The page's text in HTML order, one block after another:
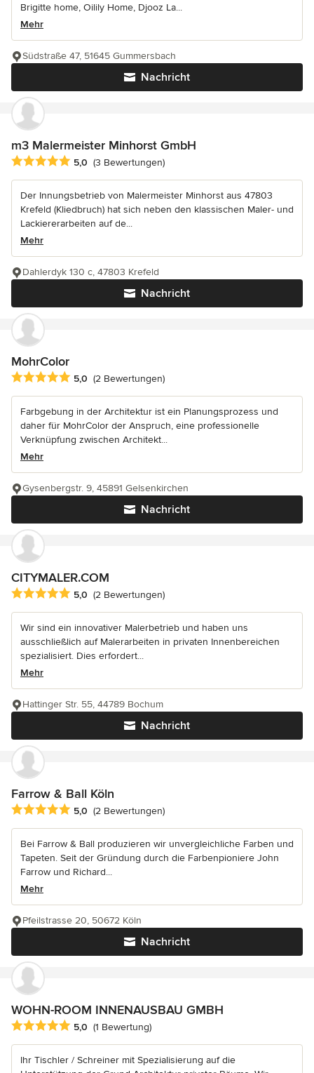
Brigitte home, Oilily Home, Djooz La...
Mehr
Nachricht
Südstraße 47, 51645 Gummersbach
m3 Malermeister Minhorst GmbH
Durchschnittliche Bewertung: 5 von 5 Sternen
5,0 (3 Bewertungen)
Der Innungsbetrieb von Malermeister Minhorst aus 47803
Krefeld (Kliedbruch) hat sich neben den klassischen Maler- und
Lackiererarbeiten auf de...
Mehr
Nachricht
Dahlerdyk 130 c, 47803 Krefeld
MohrColor
Durchschnittliche Bewertung: 5 von 5 Sternen
5,0 (2 Bewertungen)
Farbgebung in der Architektur ist ein Planungsprozess und
daher für MohrColor der Anspruch, eine professionelle
Verknüpfung zwischen Architekt...
Mehr
Nachricht
Gysenbergstr. 9, 45891 Gelsenkirchen
CITYMALER.COM
Durchschnittliche Bewertung: 5 von 5 Sternen
5,0 (2 Bewertungen)
Wir sind ein innovativer Malerbetrieb und haben uns
ausschließlich auf Malerarbeiten in privaten Innenbereichen
spezialisiert. Dies erfordert...
Mehr
Nachricht
Hattinger Str. 55, 44789 Bochum
Farrow & Ball Köln
Durchschnittliche Bewertung: 5 von 5 Sternen
5,0 (2 Bewertungen)
Bei Farrow & Ball produzieren wir unvergleichliche Farben und
Tapeten. Seit der Gründung durch die Farbenpioniere John
Farrow und Richard...
Mehr
Nachricht
Pfeilstrasse 20, 50672 Köln
WOHN-ROOM INNENAUSBAU GMBH
Durchschnittliche Bewertung: 5 von 5 Sternen
5,0 (1 Bewertung)
Ihr Tischler / Schreiner mit Spezialisierung auf die